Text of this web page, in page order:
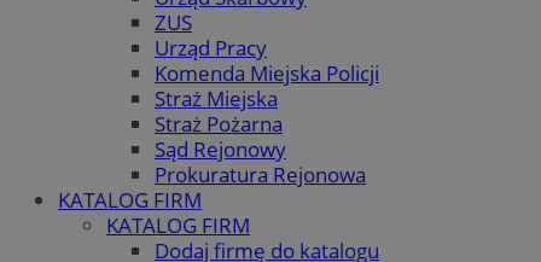
ZUS
Urząd Pracy
Komenda Miejska Policji
Straż Miejska
Straż Pożarna
Sąd Rejonowy
Prokuratura Rejonowa
KATALOG FIRM
KATALOG FIRM
Dodaj firmę do katalogu